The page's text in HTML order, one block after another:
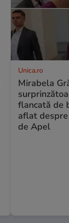
Unica.ro
Mirabela
flancată de
aflat
de Apel